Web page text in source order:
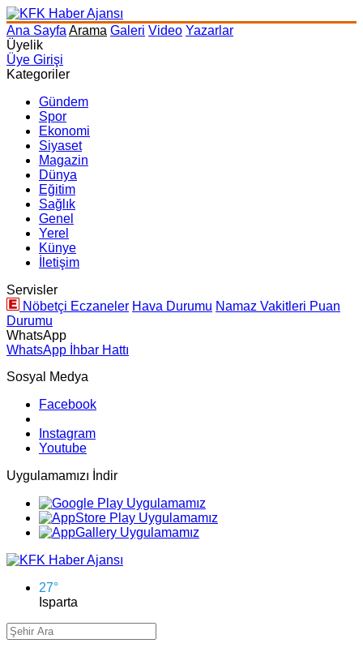
Ana Sayfa Arama Galeri Video Yazarlar
Üyelik
Üye Girişi
Kategoriler
Gündem
Spor
Ekonomi
Siyaset
Magazin
Dünya
Eğitim
Sağlık
Genel
Yerel
Künye
İletişim
Servisler
Nöbetçi Eczaneler Hava Durumu Namaz Vakitleri Puan
Durumu
WhatsApp
WhatsApp İhbar Hattı
Sosyal Medya
Facebook
Instagram
Youtube
Uygulamamızı İndir
27°
Isparta